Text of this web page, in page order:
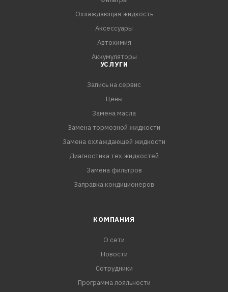
Охлаждающая жидкость
Аксессуары
Автохимия
Аккумуляторы
УСЛУГИ
Запись на сервис
Цены
Замена масла
Замена тормозной жидкости
Замена охлаждающей жидкости
Диагностика тех.жидкостей
Замена фильтров
Заправка кондиционеров
КОМПАНИЯ
О сети
Новости
Сотрудники
Программа лояльности